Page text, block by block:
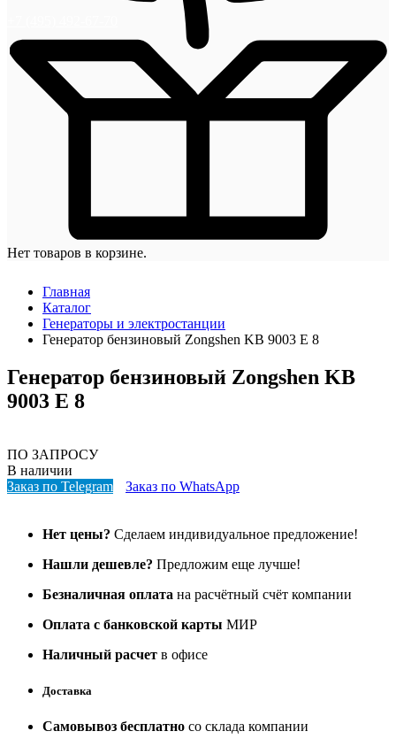
Нет товаров в корзине.
Главная
Каталог
Генераторы и электростанции
Генератор бензиновый Zongshen KB 9003 E 8
Генератор бензиновый Zongshen KB
9003 E 8
ПО ЗАПРОСУ
В наличии
Заказ по Telegram
Заказ по WhatsApp
Нет цены? Сделаем индивидуальное предложение!
Нашли дешевле? Предложим еще лучше!
Безналичная оплата на расчётный счёт компании
Оплата с банковской карты МИР
Наличный расчет в офисе
Доставка
Самовывоз бесплатно со склада компании